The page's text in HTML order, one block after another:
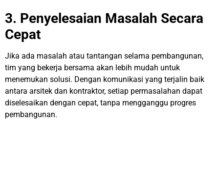
3. Penyelesaian Masalah Secara
Cepat
Jika ada masalah atau tantangan selama pembangunan,
tim yang bekerja bersama akan lebih mudah untuk
menemukan solusi. Dengan komunikasi yang terjalin baik
antara arsitek dan kontraktor, setiap permasalahan dapat
diselesaikan dengan cepat, tanpa mengganggu progres
pembangunan.